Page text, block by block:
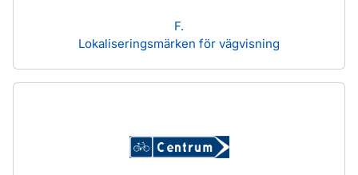
F.
Lokaliseringsmärken för vägvisning